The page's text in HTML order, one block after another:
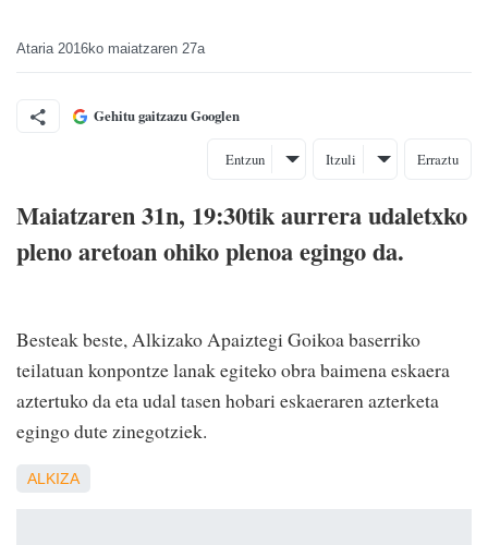
Ataria 2016ko maiatzaren 27a
Gehitu gaitzazu Googlen
Entzun Itzuli Erraztu
Maiatzaren 31n, 19:30tik aurrera udaletxko
pleno aretoan ohiko plenoa egingo da.
Besteak beste, Alkizako Apaiztegi Goikoa baserriko
teilatuan konpontze lanak egiteko obra baimena eskaera
aztertuko da eta udal tasen hobari eskaeraren azterketa
egingo dute zinegotziek.
ALKIZA